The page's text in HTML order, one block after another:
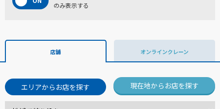
のみ表示する
店舗 オンラインクレーン
エリアからお店を探す 現在地からお店を探す